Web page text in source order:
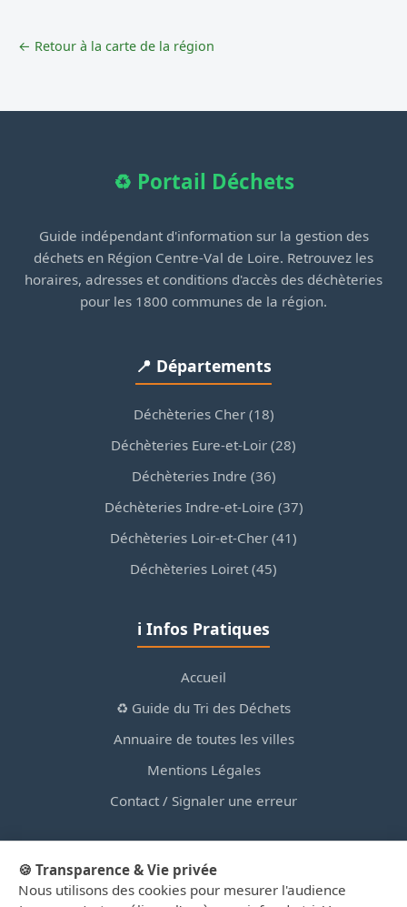
← Retour à la carte de la région
♻️ Portail Déchets
Guide indépendant d'information sur la gestion des
déchets en Région Centre-Val de Loire. Retrouvez les
horaires, adresses et conditions d'accès des déchèteries
pour les 1800 communes de la région.
📍 Départements
Déchèteries Cher (18)
Déchèteries Eure-et-Loir (28)
Déchèteries Indre (36)
Déchèteries Indre-et-Loire (37)
Déchèteries Loir-et-Cher (41)
Déchèteries Loiret (45)
ℹ️ Infos Pratiques
Accueil
♻️ Guide du Tri des Déchets
Annuaire de toutes les villes
Mentions Légales
Contact / Signaler une erreur
© 2026 PortailDesDechetsEnRegionCentre.fr — Site
🍪 Transparence & Vie privée
Nous utilisons des cookies pour mesurer l'audience